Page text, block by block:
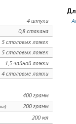
4 штуки
0,8 стакана
5 столовых ложек
5 столовых ложек
1,5 чайной ложки
4 столовые ложки
400 грамм
200 грамм
200 мл